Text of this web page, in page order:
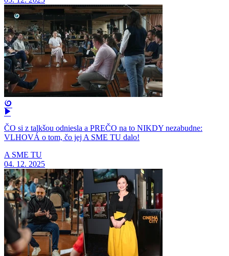
ČO si z talkšou odniesla a PREČO na to NIKDY nezabudne:
VLHOVÁ o tom, čo jej A SME TU dalo!
A SME TU
04. 12. 2025